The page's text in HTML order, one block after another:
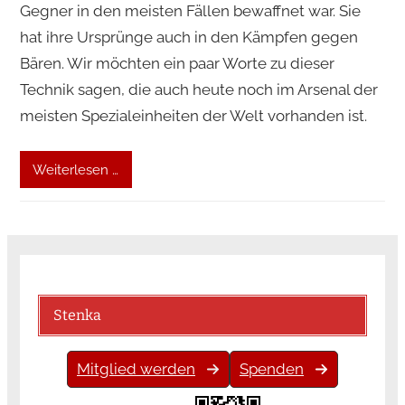
Gegner in den meisten Fällen bewaffnet war. Sie
hat ihre Ursprünge auch in den Kämpfen gegen
Bären. Wir möchten ein paar Worte zu dieser
Technik sagen, die auch heute noch im Arsenal der
meisten Spezialeinheiten der Welt vorhanden ist.
Weiterlesen …
Stenka
Mitglied werden Spenden